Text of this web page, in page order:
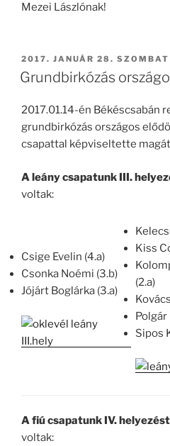
Mezei Lászlónak!
BEKÜLDVE:
2017. JANUÁR 28. SZOMBAT
Grundbirkózás
2017.01.14-én Békéscsabán
grundbirkózás országos
csapattal képviseltette
A leány csapatunk III.
voltak:
Csige Evelin (4.a)
Csonka Noémi (3.b)
Jójárt Boglárka (3.a)
Kiss
(2.a)
Polgár
Sipos
A fiú csapatunk IV.
voltak: